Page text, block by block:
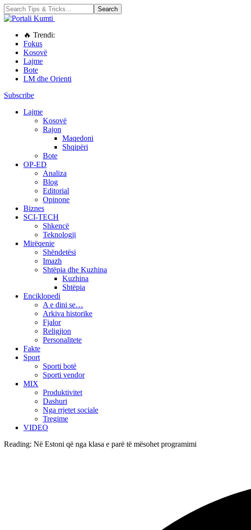
🔥 Trendi:
Fokus
Kosovë
Lajme
Bote
LM dhe Orienti
Subscribe
Lajme
Kosovë
Rajon
Maqedoni
Shqipëri
Bote
OP-ED
Analiza
Blog
Editorial
Opinone
Biznes
SCI-TECH
Shkencë
Teknologji
Mirëqenie
Shëndetësi
Imazh
Shtëpia dhe Kuzhina
Kuzhina
Shtëpia
Enciklopedi
A e dini se…
Arkiva historike
Fjalor
Religjion
Personalitete
Fakte
Sport
Sporti botë
Sporti vendor
MIX
Produktivitet
Dashuri
Nga rrjetet sociale
Tregime
VIDEO
Reading: Në Estoni që nga klasa e parë të mësohet programimi